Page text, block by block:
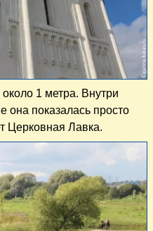
1 метра. Внутри
она показалась просто
Церковная Лавка.